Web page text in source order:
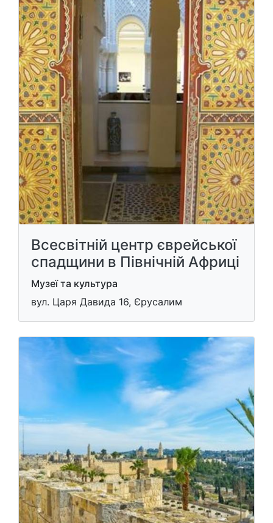
Всесвітній центр єврейської
спадщини в Північній Африці
Музеї та культура
вул. Царя Давида 16, Єрусалим